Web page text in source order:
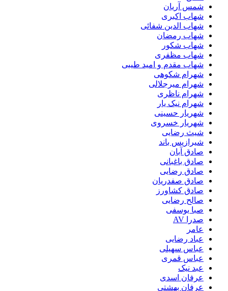
شمس آریان
شهاب اکبری
شهاب الدین شفائی
شهاب رمضان
شهاب شکور
شهاب مظفری
شهاب مقدم و امید طیبی
شهرام شکوهی
شهرام میرجلالی
شهرام ناظری
شهرام نیک یار
شهریار حسینی
شهریار خسروی
شیث رضایی
شیرازیس باند
صادق آبان
صادق باغبانی
صادق رضایی
صادق صفدریان
صادق کشاورز
صالح رضایی
صبا یوسفی
صدرا AV
عامر
عباد رضایی
عباس سهیلی
عباس قمری
عبد نیک
عرفان اسدی
عرفان بهشتی